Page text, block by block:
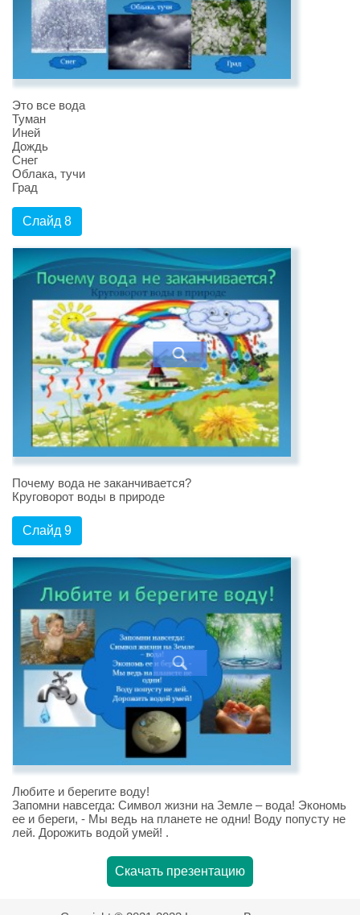
Это все вода
Туман
Иней
Дождь
Снег
Облака, тучи
Град
Слайд 8
Почему вода не заканчивается?
Круговорот воды в природе
Слайд 9
Любите и берегите воду!
Запомни навсегда: Символ жизни на Земле – вода! Экономь
ее и береги, - Мы ведь на планете не одни! Воду попусту не
лей. Дорожить водой умей! .
Скачать презентацию